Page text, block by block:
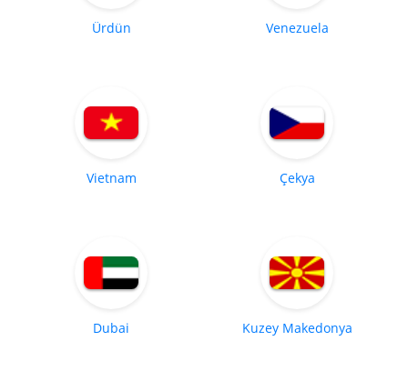
Ürdün Venezuela
Vietnam Çekya
Dubai Kuzey Makedonya